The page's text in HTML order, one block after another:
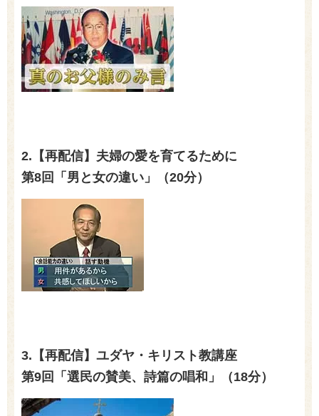
2.【再配信】夫婦の愛を育てるために
第8回「男と女の違い」（20分）
3.【再配信】ユダヤ・キリスト教講座
第9回「選民の賛美、詩篇の唱和」（18分）